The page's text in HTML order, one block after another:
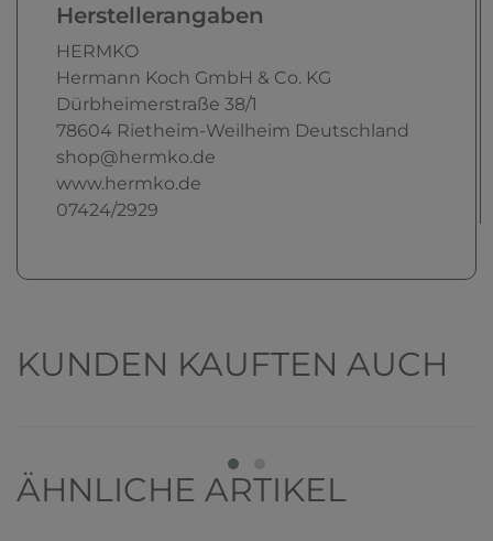
Herstellerangaben
HERMKO
Hermann Koch GmbH & Co. KG
Dürbheimerstraße 38/1
78604 Rietheim-Weilheim Deutschland
shop@hermko.de
www.hermko.de
07424/2929
KUNDEN KAUFTEN AUCH
ÄHNLICHE ARTIKEL